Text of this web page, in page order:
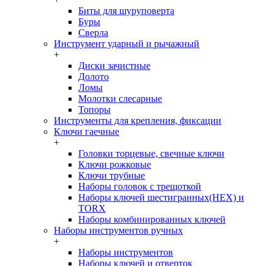
Биты для шуруповерта
Буры
Сверла
Инструмент ударный и рычажный
+
Диски зачистные
Долото
Ломы
Молотки слесарные
Топоры
Инструменты для крепления, фиксации
Ключи гаечные
+
Головки торцевые, свечные ключи
Ключи рожковые
Ключи трубные
Наборы головок c трещоткой
Наборы ключей шестигранных(HEX) и
TORX
Наборы комбинированных ключей
Наборы инструментов ручных
+
Наборы инструментов
Наборы ключей и отверток